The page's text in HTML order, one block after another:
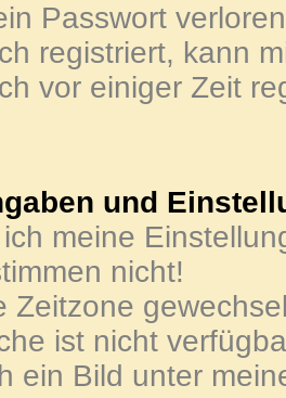
Passwort
registriert, kann
vor einiger Zeit
und
meine
nicht!
Zeitzone
ist nicht
ein Bild unter